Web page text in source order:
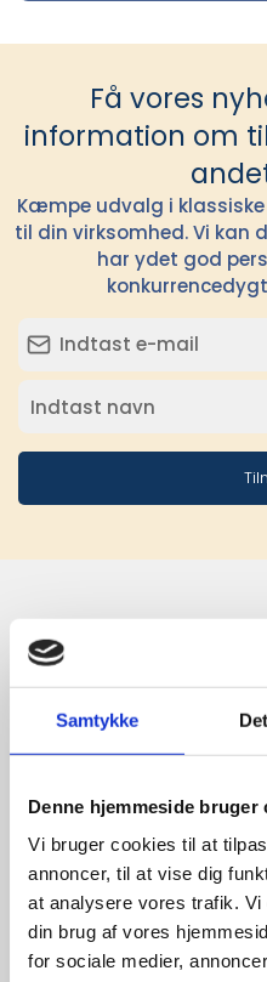
Samtykke
Denne hjemmeside bruger
Vi bruger cookies til at
annoncer, til at vise dig
at analysere vores trafik.
din brug af vores
for sociale medier,
Få vores
information om
Kæmpe udvalg i
til din virksomhed. Vi kan
har ydet god
giver
For at sikre
med de
anerkendte